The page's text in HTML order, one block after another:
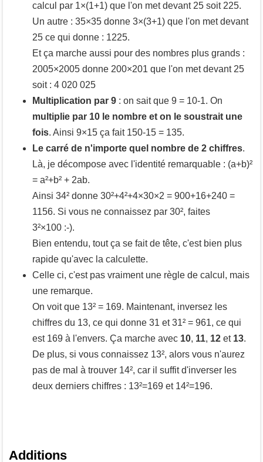
calcul par 1×(1+1) que l'on met devant 25 soit 225.
Un autre : 35×35 donne 3×(3+1) que l'on met devant
25 ce qui donne : 1225.
Et ça marche aussi pour des nombres plus grands :
2005×2005 donne 200×201 que l'on met devant 25
soit : 4 020 025
Multiplication par 9 : on sait que 9 = 10-1. On
multiplie par 10 le nombre et on le soustrait une
fois. Ainsi 9×15 ça fait 150-15 = 135.
Le carré de n'importe quel nombre de 2 chiffres.
Là, je décompose avec l'identité remarquable : (a+b)²
= a²+b² + 2ab.
Ainsi 34² donne 30²+4²+4×30×2 = 900+16+240 =
1156. Si vous ne connaissez par 30², faites
3²×100 :-).
Bien entendu, tout ça se fait de tête, c'est bien plus
rapide qu'avec la calculette.
Celle ci, c'est pas vraiment une règle de calcul, mais
une remarque.
On voit que 13² = 169. Maintenant, inversez les
chiffres du 13, ce qui donne 31 et 31² = 961, ce qui
est 169 à l'envers. Ça marche avec 10, 11, 12 et 13.
De plus, si vous connaissez 13², alors vous n'aurez
pas de mal à trouver 14², car il suffit d'inverser les
deux derniers chiffres : 13²=169 et 14²=196.
Additions